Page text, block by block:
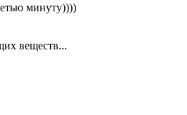
минуту))))
веществ...